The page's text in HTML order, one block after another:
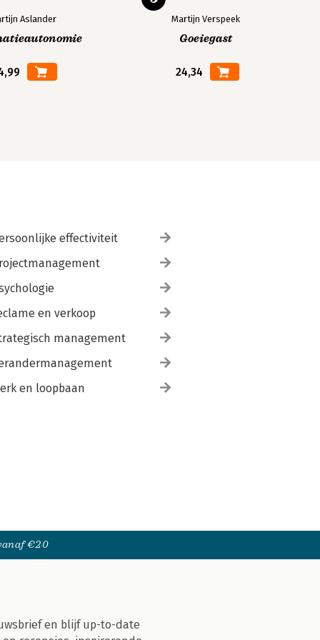
Aslander Martijn Verspeek
Goeiegast
24,34
effectiviteit
en verkoop
management
en loopbaan
€20
en blijf up-to-date